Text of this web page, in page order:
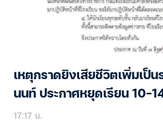
เหตุกราดยิงเสียชีวิตเพิ่มเป็
นนท์ ประกาศหยุดเรียน 10-
17:17 น.